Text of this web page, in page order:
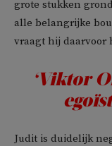
grote stukken
alle belangrijke
vraagt hij daarvoor
‘Viktor
Judit is duidelijk